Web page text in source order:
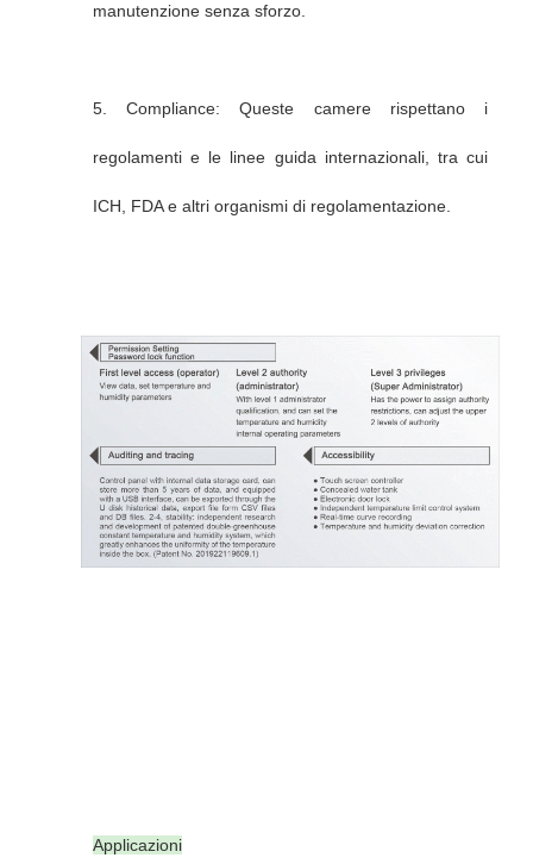
manutenzione senza sforzo.
5. Compliance: Queste camere rispettano i
regolamenti e le linee guida internazionali, tra cui
ICH, FDA e altri organismi di regolamentazione.
Applicazioni